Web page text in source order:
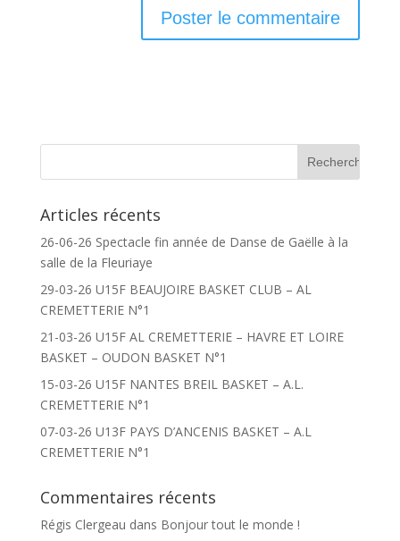
Articles récents
26-06-26 Spectacle fin année de Danse de Gaëlle à la
salle de la Fleuriaye
29-03-26 U15F BEAUJOIRE BASKET CLUB – AL
CREMETTERIE N°1
21-03-26 U15F AL CREMETTERIE – HAVRE ET LOIRE
BASKET – OUDON BASKET N°1
15-03-26 U15F NANTES BREIL BASKET – A.L.
CREMETTERIE N°1
07-03-26 U13F PAYS D’ANCENIS BASKET – A.L
CREMETTERIE N°1
Commentaires récents
Régis Clergeau dans Bonjour tout le monde !